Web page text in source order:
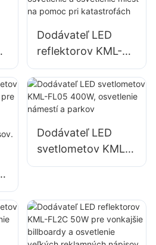
Dodávateľ LED
reflektorov KML-
FL05 200W,
núdzové osvetlenie
a osvetlenie miest
na pomoc pri
katastrofách
Dodávateľ LED
svetlometov KML-
FL05 400W,
a parkov